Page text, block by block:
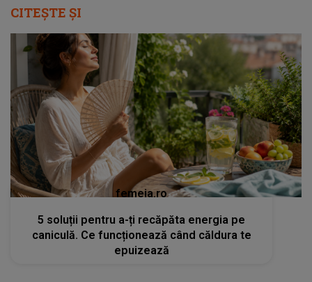
CITEȘTE ȘI
femeia.ro
5 soluții pentru a-ți recăpăta energia pe
caniculă. Ce funcționează când căldura te
epuizează